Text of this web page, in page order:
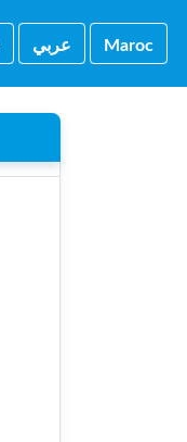
ﻋﺮﺑﻲ Maroc